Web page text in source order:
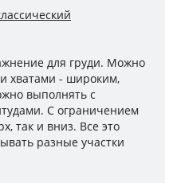
для груди. Можно
хватами - широким,
выполнять с
С ограничением
так и вниз. Все это
разные участки